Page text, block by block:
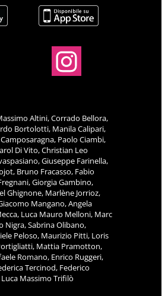
Altini, Corrado Bellora,
Bortolotti, Manila Calipari,
Paolo Ciambi,
Di Vito, Christian Leo
Giuseppe Farinella,
Bruno Fracasso, Fabio
Giorgia Gambino,
Ghignone, Marlène Jorrioz,
Mangano, Angela
Luca Mauro Melloni, Marc
Sabrina Olibano,
Peloso, Maurizio Pitti, Loris
Mattia Pramotton,
Romano, Enrico Ruggeri,
Tercinod, Federico
Massimo Trifilò